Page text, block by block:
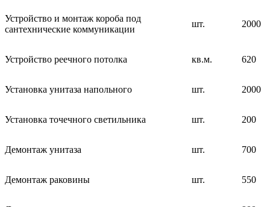
Устройство и монтаж короба под
сантехнические коммуникации
шт. 2000
Устройство реечного потолка кв.м. 620
Установка унитаза напольного шт. 2000
Установка точечного светильника шт. 200
Демонтаж унитаза шт. 700
Демонтаж раковины шт. 550